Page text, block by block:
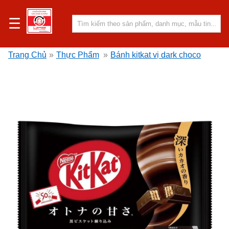
☰
Trang Chủ » Thực Phẩm » Bánh kitkat vị dark choco